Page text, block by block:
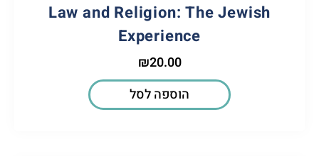
Law and Religion: The Jewish
Experience
₪20.00
הוספה לסל